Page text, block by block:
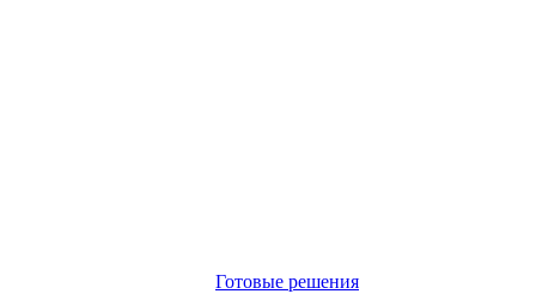
Готовые решения